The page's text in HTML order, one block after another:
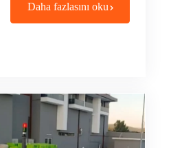
Daha fazlasını oku